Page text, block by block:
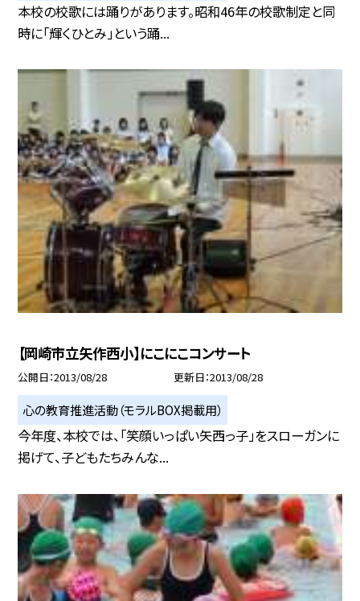
本校の校歌には踊りがあります。昭和46年の校歌制定と同
時に「輝くひとみ」という踊...
【岡崎市立矢作西小】にこにこコンサート
公開日 2013/08/28 更新日 2013/08/28
心の教育推進活動（モラルBOX掲載用）
今年度、本校では、「笑顔いっぱい矢西っ子」をスローガンに
掲げて、子どもたちみんな...